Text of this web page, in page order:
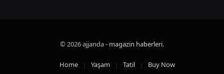
© 2026 ajjanda - magazin haberleri.
Home Yaşam Tatil Buy Now